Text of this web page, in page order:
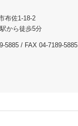
布佐1-18-2
から徒歩5分
5885 / FAX 04-7189-5885